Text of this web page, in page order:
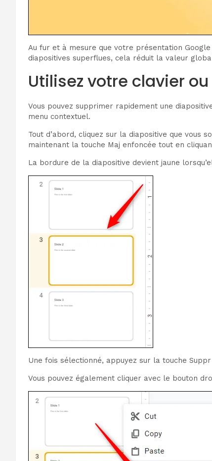
Au fur et à mesure que votre présentation
diapositives superflues, cela réduit la valeur
Utilisez votre clavier
Vous pouvez supprimer rapidement une
menu contextuel.
Tout d’abord, cliquez sur la diapositive que vous
maintenant la touche Maj enfoncée tout en
La bordure de la diapositive devient jaune
Une fois sélectionné, appuyez sur la touche
Vous pouvez également cliquer avec le bouton